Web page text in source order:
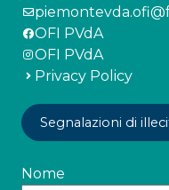
OFI PVdA
OFI PVdA
Privacy Policy
Segnalazioni di
Nome